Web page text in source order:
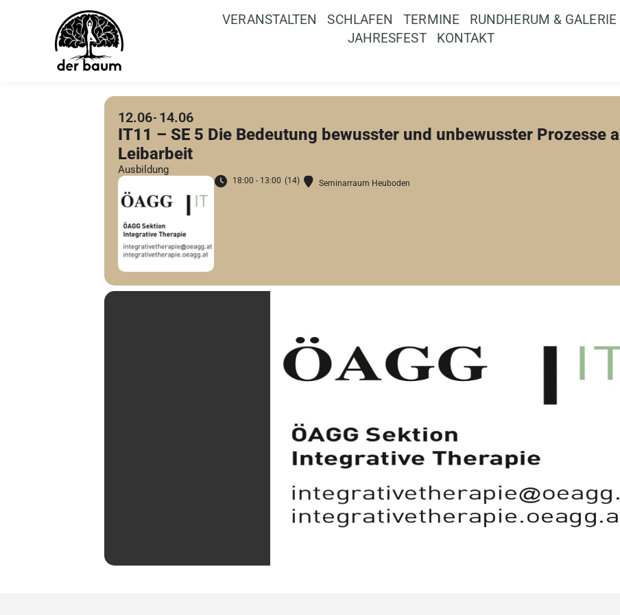
VERANSTALTEN SCHLAFEN TERMINE
RUNDHERUM & GALERIE
JAHRESFEST
KONTAKT
12.06 14.06
IT11 – SE 5 Die Bedeutung bewusster und unbewusster Prozesse
Leibarbeit
Ausbildung
18:00 - 13:00 (14) Seminarraum Heuboden